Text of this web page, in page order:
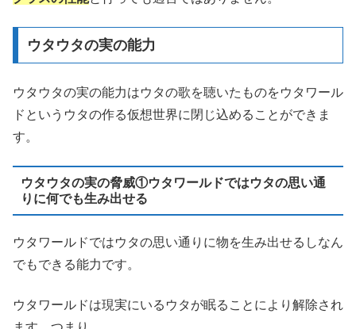
ウタウタの実の能力
ウタウタの実の能力はウタの歌を聴いたものをウタワール
ドというウタの作る仮想世界に閉じ込めることができま
す。
ウタウタの実の脅威①ウタワールドではウタの思い通
りに何でも生み出せる
ウタワールドではウタの思い通りに物を生み出せるしなん
でもできる能力です。
ウタワールドは現実にいるウタが眠ることにより解除され